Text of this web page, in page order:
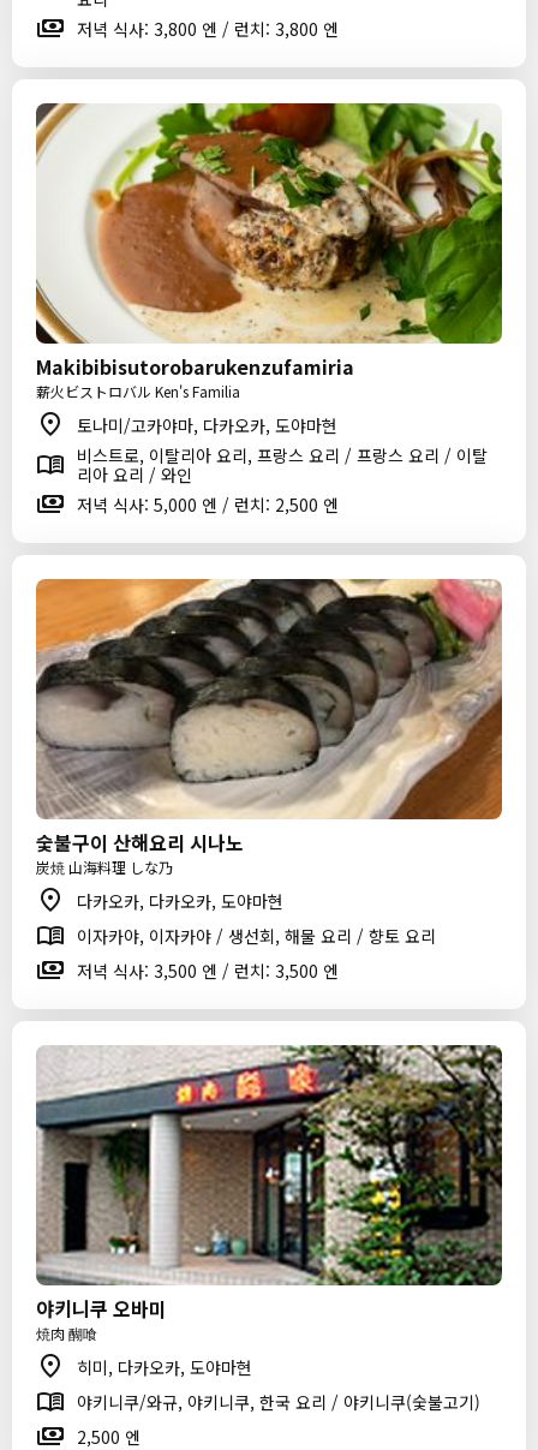
저녁 식사: 3,800 엔 / 런치: 3,800 엔
Makibibisutorobarukenzufamiria
薪火ビストロバル Ken's Familia
토나미/고카야마, 다카오카, 도야마현
비스트로, 이탈리아 요리, 프랑스 요리 / 프랑스 요리 / 이탈
리아 요리 / 와인
저녁 식사: 5,000 엔 / 런치: 2,500 엔
숯불구이 산해요리 시나노
炭焼 山海料理 しな乃
다카오카, 다카오카, 도야마현
이자카야, 이자카야 / 생선회, 해물 요리 / 향토 요리
저녁 식사: 3,500 엔 / 런치: 3,500 엔
야키니쿠 오바미
焼肉 醐喰
히미, 다카오카, 도야마현
야키니쿠/와규, 야키니쿠, 한국 요리 / 야키니쿠(숯불고기)
2,500 엔